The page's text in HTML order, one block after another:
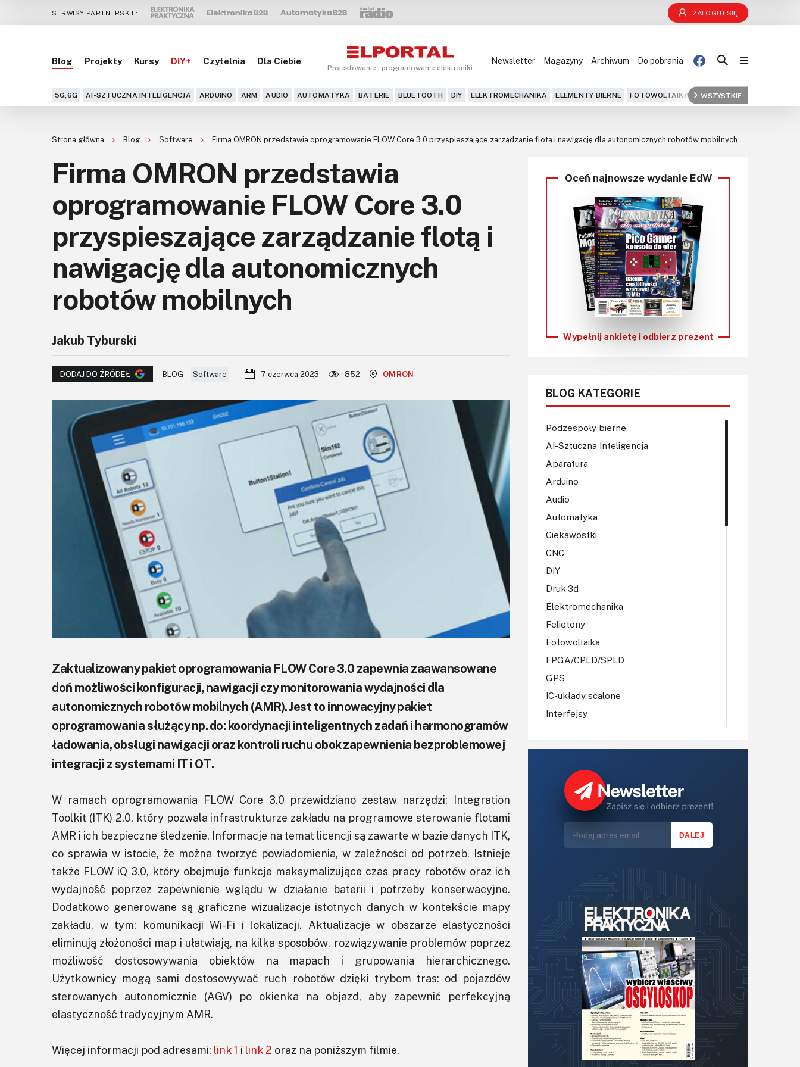
SERWISY PARTNERSKIE: ZALOGUJ SIĘ
Blog Projekty Kursy DIY+ Czytelnia Dla Ciebie
Projektowanie i programowanie elektroniki
Newsletter Magazyny Archiwum Do pobrania
5G,6G AI-SZTUCZNA INTELIGENCJA ARDUINO ARM AUDIO AUTOMATYKA BATERIE BLUETOOTH DIY ELEKTROMECHANIKA ELEMENTY BIERNE FOTOWOLTAIKA FPGA GPS
WSZYSTKIE
Blog
DIY+
Czytelnia
Dla Ciebie
KITy AVT
Kontakt
Do pobrania
Strona główna Blog Software Firma OMRON przedstawia oprogramowanie FLOW Core 3.0 przyspieszające zarządzanie flotą i nawigację dla autonomicznych robotów mobilnych
Firma OMRON przedstawia
oprogramowanie FLOW Core 3.0
przyspieszające zarządzanie flotą i
nawigację dla autonomicznych
robotów mobilnych
Jakub Tyburski
DODAJ DO ŹRÓDEŁ BLOG Software 7 czerwca 2023 852 OMRON
Zaktualizowany pakiet oprogramowania FLOW Core 3.0 zapewnia zaawansowane
doń możliwości konfiguracji, nawigacji czy monitorowania wydajności dla
autonomicznych robotów mobilnych (AMR). Jest to innowacyjny pakiet
oprogramowania służący np. do: koordynacji inteligentnych zadań i harmonogramów
ładowania, obsługi nawigacji oraz kontroli ruchu obok zapewnienia bezproblemowej
integracji z systemami IT i OT.
W ramach oprogramowania FLOW Core 3.0 przewidziano zestaw narzędzi: Integration
Toolkit (ITK) 2.0, który pozwala infrastrukturze zakładu na programowe sterowanie flotami
AMR i ich bezpieczne śledzenie. Informacje na temat licencji są zawarte w bazie danych ITK,
co sprawia w istocie, że można tworzyć powiadomienia, w zależności od potrzeb. Istnieje
także FLOW iQ 3.0, który obejmuje funkcje maksymalizujące czas pracy robotów oraz ich
wydajność poprzez zapewnienie wglądu w działanie baterii i potrzeby konserwacyjne.
Dodatkowo generowane są graficzne wizualizacje istotnych danych w kontekście mapy
zakładu, w tym: komunikacji Wi-Fi i lokalizacji. Aktualizacje w obszarze elastyczności
eliminują złożoności map i ułatwiają, na kilka sposobów, rozwiązywanie problemów poprzez
możliwość dostosowywania obiektów na mapach i grupowania hierarchicznego.
Użytkownicy mogą sami dostosowywać ruch robotów dzięki trybom tras: od pojazdów
sterowanych autonomicznie (AGV) po okienka na objazd, aby zapewnić perfekcyjną
elastyczność tradycyjnym AMR.
Więcej informacji pod adresami: link 1 i link 2 oraz na poniższym filmie.
Oceń najnowsze wydanie EdW
Wypełnij ankietę i odbierz prezent
BLOG KATEGORIE
Podzespoły bierne
AI-Sztuczna Inteligencja
Aparatura
Arduino
Audio
Automatyka
Ciekawostki
CNC
DIY
Druk 3d
Elektromechanika
Felietony
Fotowoltaika
FPGA/CPLD/SPLD
GPS
IC-układy scalone
Interfejsy
Koła Naukowe
Książki
Lasery
LED/LCD/OLED
Mechatronika
Narzędzia
Optoelektronika
PCB/Montaż
Podstawy elektroniki
Podzespoły bierne
Półprzewodniki
Pomiary i testy
Projektowanie
Raspberry Pi